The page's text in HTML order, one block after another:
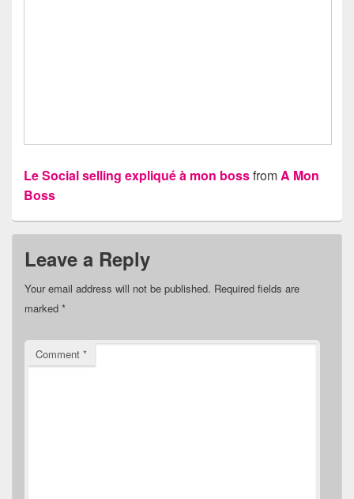
Le Social selling expliqué à mon bossfromA Mon
Boss
Leave a Reply
Your email address will not be published. Required fields are
marked *
Comment *